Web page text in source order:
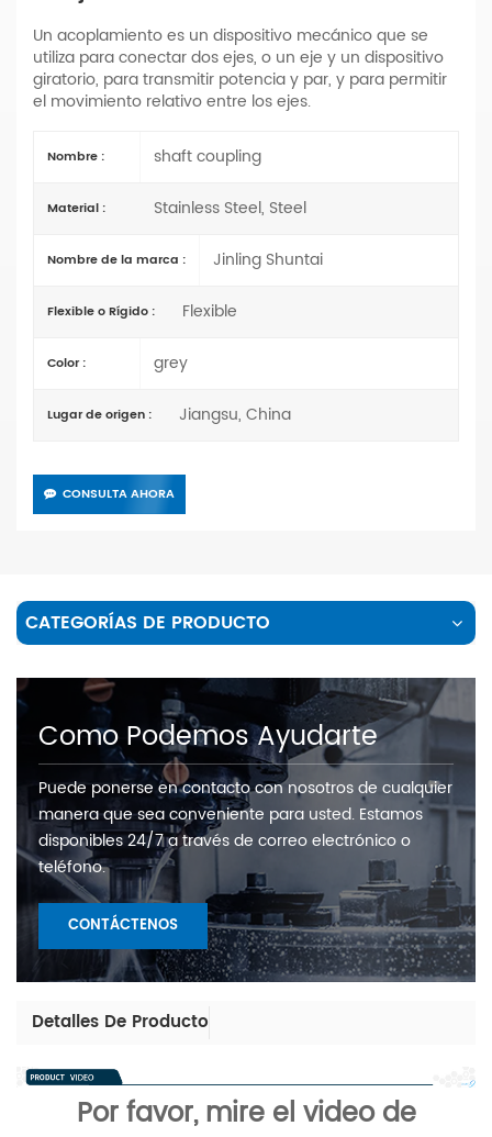
Un acoplamiento es un dispositivo mecánico que se
utiliza para conectar dos ejes, o un eje y un dispositivo
giratorio, para transmitir potencia y par, y para permitir
el movimiento relativo entre los ejes.
Nombre : shaft coupling
Material : Stainless Steel, Steel
Nombre de la marca : Jinling Shuntai
Flexible o Rígido : Flexible
Color : grey
Lugar de origen : Jiangsu, China
CONSULTA AHORA
CATEGORÍAS DE PRODUCTO
Como Podemos Ayudarte
Puede ponerse en contacto con nosotros de cualquier
manera que sea conveniente para usted. Estamos
disponibles 24/7 a través de correo electrónico o
teléfono.
CONTÁCTENOS
Detalles De Producto
Por favor, mire el video de